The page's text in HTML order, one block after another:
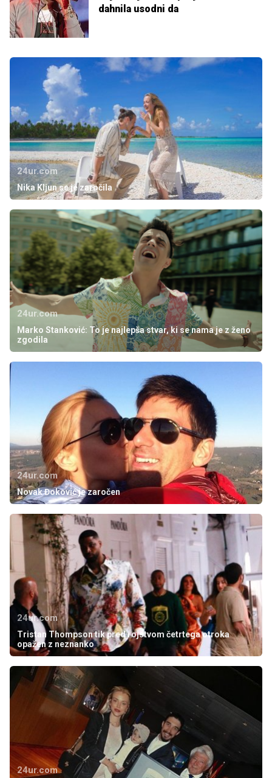
dahnila usodni da
24ur.com
Nika Kljun se je zaročila
24ur.com
Marko Stanković: To je najlepša stvar, ki se nama je z ženo
zgodila
24ur.com
Novak Đoković je zaročen
24ur.com
Tristan Thompson tik pred rojstvom četrtega otroka
opažen z neznanko
24ur.com